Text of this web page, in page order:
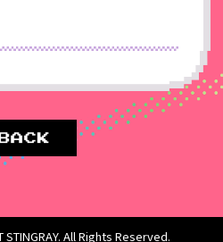
All Rights Reserved.